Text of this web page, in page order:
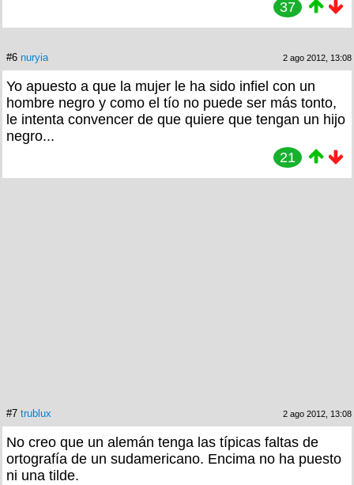
37
#6 nuryia 2 ago 2012, 13:08
Yo apuesto a que la mujer le ha sido infiel con un
hombre negro y como el tío no puede ser más tonto,
le intenta convencer de que quiere que tengan un hijo
negro...
21
#7 trublux 2 ago 2012, 13:08
No creo que un alemán tenga las típicas faltas de
ortografía de un sudamericano. Encima no ha puesto
ni una tilde.